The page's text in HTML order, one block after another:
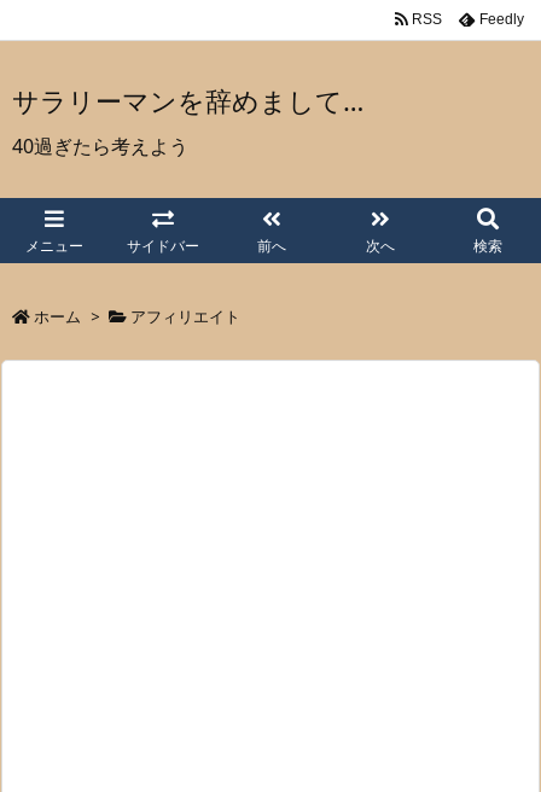
サラリーマンを辞めまして…
40過ぎたら考えよう
メニュー サイドバー 前へ 次へ 検索
RSS Feedly
ホーム > アフィリエイト